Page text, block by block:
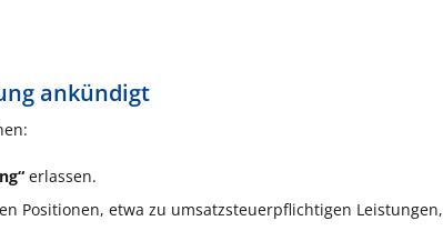
ankündigt
erlassen.
Positionen, etwa zu umsatzsteuerpflichtigen Leistungen,